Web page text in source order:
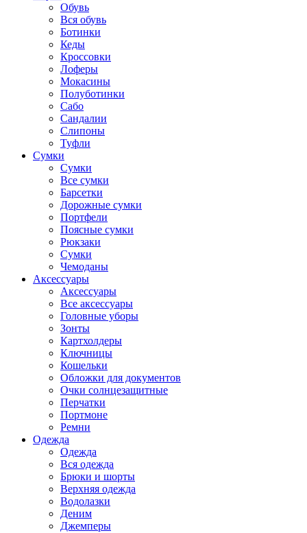
Обувь
Вся обувь
Ботинки
Кеды
Кроссовки
Лоферы
Мокасины
Полуботинки
Сабо
Сандалии
Слипоны
Туфли
Сумки
Сумки
Все сумки
Барсетки
Дорожные сумки
Портфели
Поясные сумки
Рюкзаки
Сумки
Чемоданы
Аксессуары
Аксессуары
Все аксессуары
Головные уборы
Зонты
Картхолдеры
Ключницы
Кошельки
Обложки для документов
Очки солнцезащитные
Перчатки
Портмоне
Ремни
Одежда
Одежда
Вся одежда
Брюки и шорты
Верхняя одежда
Водолазки
Деним
Джемперы